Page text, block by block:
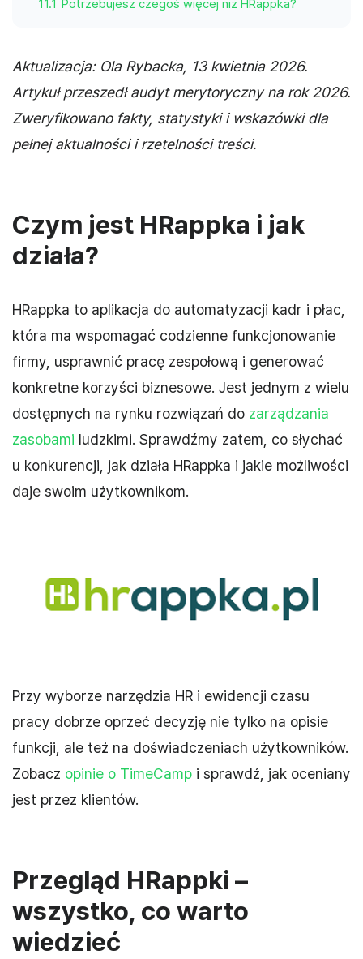
11.1 Potrzebujesz czegoś więcej niż HRappka?
Aktualizacja: Ola Rybacka, 13 kwietnia 2026.
Artykuł przeszedł audyt merytoryczny na rok 2026.
Zweryfikowano fakty, statystyki i wskazówki dla
pełnej aktualności i rzetelności treści.
Czym jest HRappka i jak
działa?
HRappka to aplikacja do automatyzacji kadr i płac,
która ma wspomagać codzienne funkcjonowanie
firmy, usprawnić pracę zespołową i generować
konkretne korzyści biznesowe. Jest jednym z wielu
dostępnych na rynku rozwiązań do zarządzania
zasobami ludzkimi. Sprawdźmy zatem, co słychać
u konkurencji, jak działa HRappka i jakie możliwości
daje swoim użytkownikom.
Przy wyborze narzędzia HR i ewidencji czasu
pracy dobrze oprzeć decyzję nie tylko na opisie
funkcji, ale też na doświadczeniach użytkowników.
Zobacz opinie o TimeCamp i sprawdź, jak oceniany
jest przez klientów.
Przegląd HRappki –
wszystko, co warto
wiedzieć